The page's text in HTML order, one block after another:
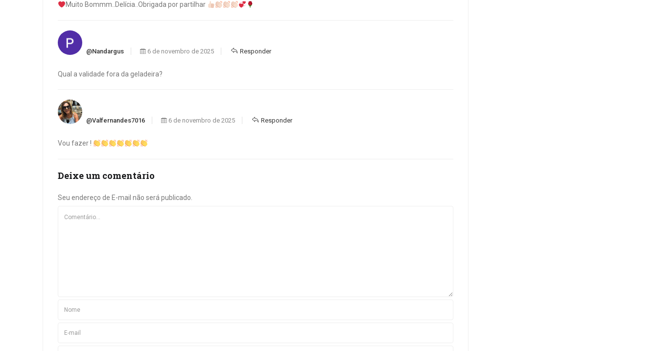
Muito Bommm..Delícia..Obrigada por partilhar
@nandargus 6 de novembro de 2025 Responder
Qual a validade fora da geladeira?
@valfernandes7016 6 de novembro de 2025 Responder
Vou fazer !
Deixe um comentário
Seu endereço de E-mail não será publicado.